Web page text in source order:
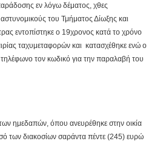
εν λόγω δέματος, χθες
του Τμήματος Δίωξης και
εντοπίστηκε ο 19χρονος κατά το χρόνο
ταχυμεταφορών και κατασχέθηκε ενώ ο
τον κωδικό για την παραλαβή του
ημεδαπών, όπου ανευρέθηκε στην οικία
των διακοσίων σαράντα πέντε (245) ευρώ